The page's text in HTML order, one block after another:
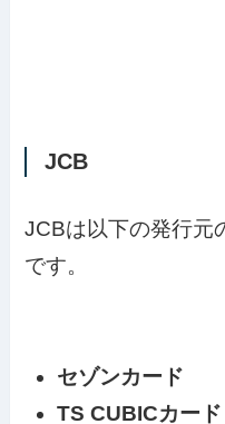
JCB
JCBは以下の発行元
です。
セゾンカード
TS CUBICカード